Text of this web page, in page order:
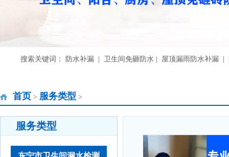
搜索关键词： 防水补漏 | 卫生间免砸防水 | 屋顶漏雨防水补漏
首页 > 服务类型 >
服务类型